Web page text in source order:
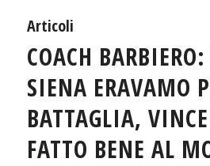
Articoli
COACH
SIENA ERAVAMO
BATTAGLIA,
FATTO BENE AL